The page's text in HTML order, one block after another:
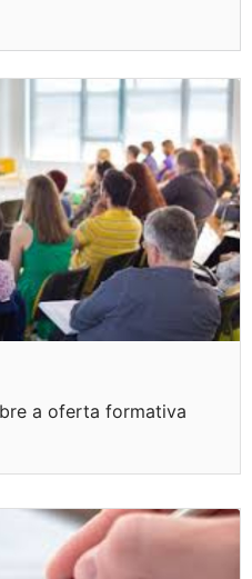
a oferta formativa